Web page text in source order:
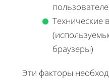
Технические
браузеры)
Эти факторы